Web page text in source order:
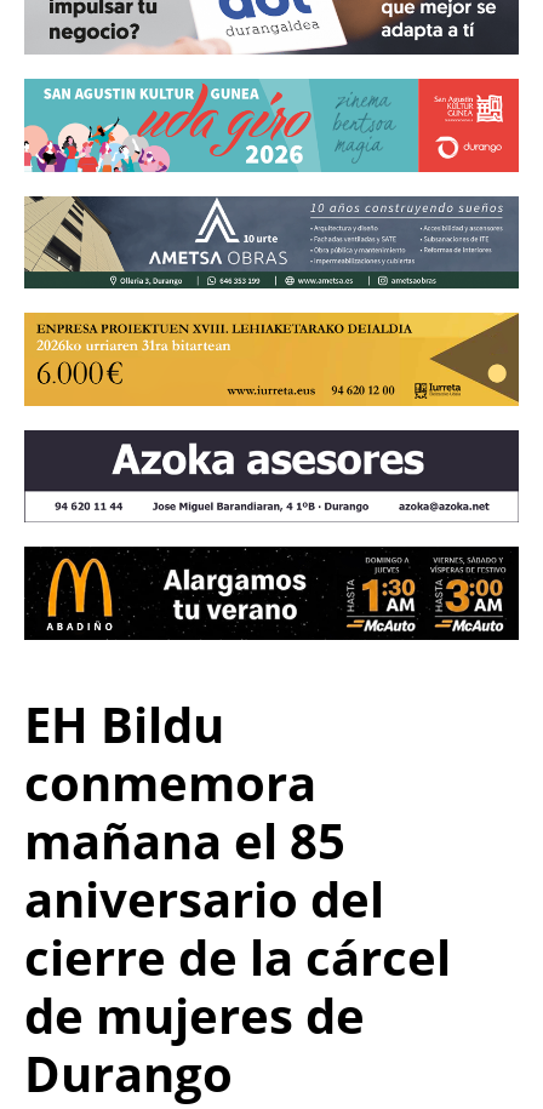
EH Bildu
conmemora
mañana el 85
aniversario del
cierre de la cárcel
de mujeres de
Durango